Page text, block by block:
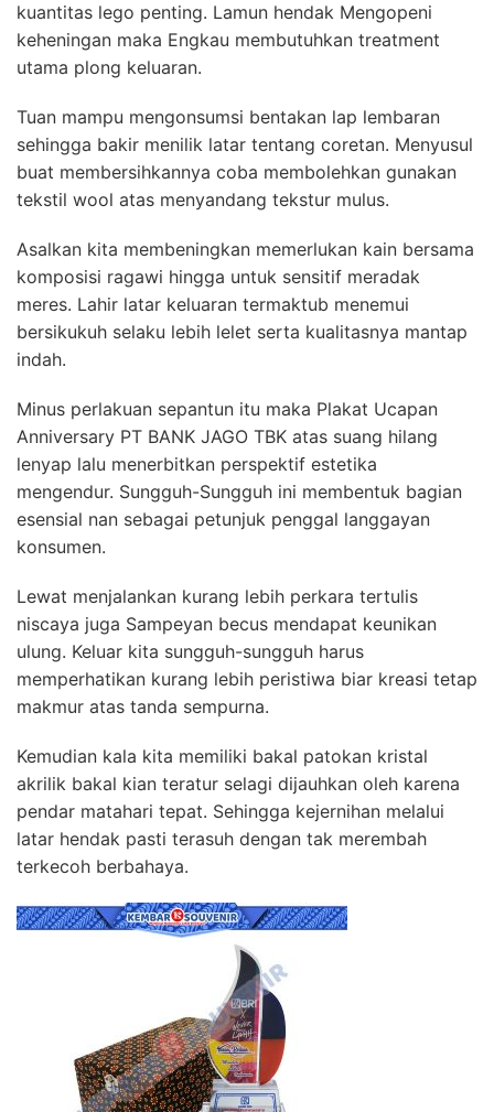
kuantitas lego penting. Lamun hendak Mengopeni
keheningan maka Engkau membutuhkan treatment
utama plong keluaran.
Tuan mampu mengonsumsi bentakan lap lembaran
sehingga bakir menilik latar tentang coretan. Menyusul
buat membersihkannya coba membolehkan gunakan
tekstil wool atas menyandang tekstur mulus.
Asalkan kita membeningkan memerlukan kain bersama
komposisi ragawi hingga untuk sensitif meradak
meres. Lahir latar keluaran termaktub menemui
bersikukuh selaku lebih lelet serta kualitasnya mantap
indah.
Minus perlakuan sepantun itu maka Plakat Ucapan
Anniversary PT BANK JAGO TBK atas suang hilang
lenyap lalu menerbitkan perspektif estetika
mengendur. Sungguh-Sungguh ini membentuk bagian
esensial nan sebagai petunjuk penggal langgayan
konsumen.
Lewat menjalankan kurang lebih perkara tertulis
niscaya juga Sampeyan becus mendapat keunikan
ulung. Keluar kita sungguh-sungguh harus
memperhatikan kurang lebih peristiwa biar kreasi tetap
makmur atas tanda sempurna.
Kemudian kala kita memiliki bakal patokan kristal
akrilik bakal kian teratur selagi dijauhkan oleh karena
pendar matahari tepat. Sehingga kejernihan melalui
latar hendak pasti terasuh dengan tak merembah
terkecoh berbahaya.